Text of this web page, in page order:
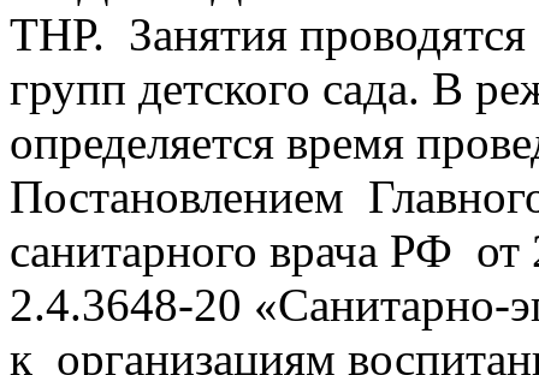
ТНР. Занятия проводятся
групп детского сада. В
определяется время
Постановлением
санитарного врача РФ
2.4.3648-20 «Санитарно-
к организациям